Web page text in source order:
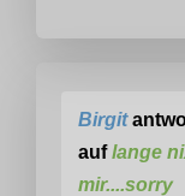
Birgit
auflange
mir....sorry